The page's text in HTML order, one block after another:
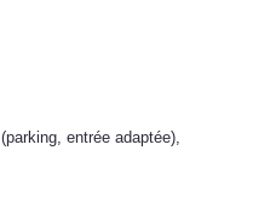
(parking, entrée adaptée),